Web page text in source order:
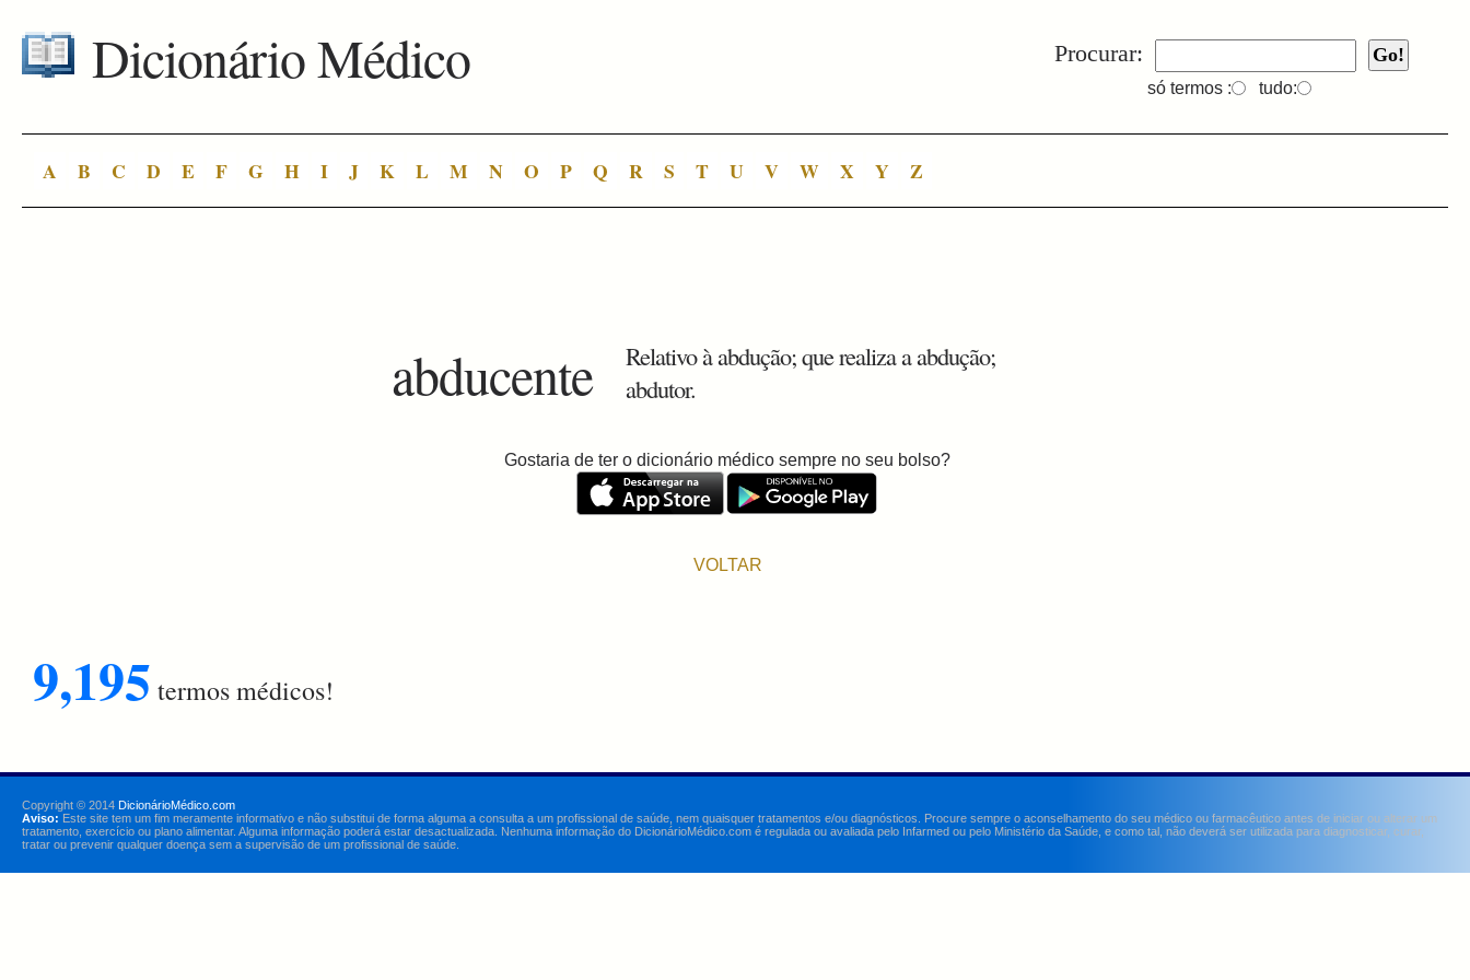
Procurar:
só termos : tudo:
Dicionário Médico
A B C D E F G H I J K L M N O P Q R S T U V W X Y Z
abducente
Relativo à abdução; que realiza a abdução;
abdutor.
Gostaria de ter o dicionário médico sempre no seu bolso?
VOLTAR
9,195 termos médicos!
Copyright © 2014 DicionárioMédico.com
Aviso: Este site tem um fim meramente informativo e não substitui de forma alguma a consulta a um profissional de saúde, nem quaisquer tratamentos e/ou diagnósticos. Procure sempre o aconselhamento do seu médico ou farmacêutico antes de iniciar ou alterar um
tratamento, exercício ou plano alimentar. Alguma informação poderá estar desactualizada. Nenhuma informação do DicionárioMédico.com é regulada ou avaliada pelo Infarmed ou pelo Ministério da Saúde, e como tal, não deverá ser utilizada para diagnosticar, curar,
tratar ou prevenir qualquer doença sem a supervisão de um profissional de saúde.